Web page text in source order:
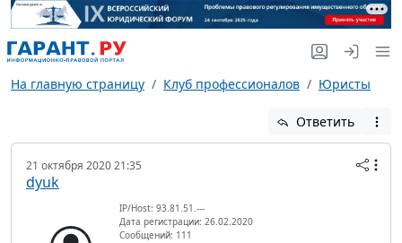
На главную страницу Клуб профессионалов Юристы
Ответить
21 октября 2020 21:35
dyuk
IP/Host: 93.81.51.---
Дата регистрации: 26.02.2020
Сообщений: 111